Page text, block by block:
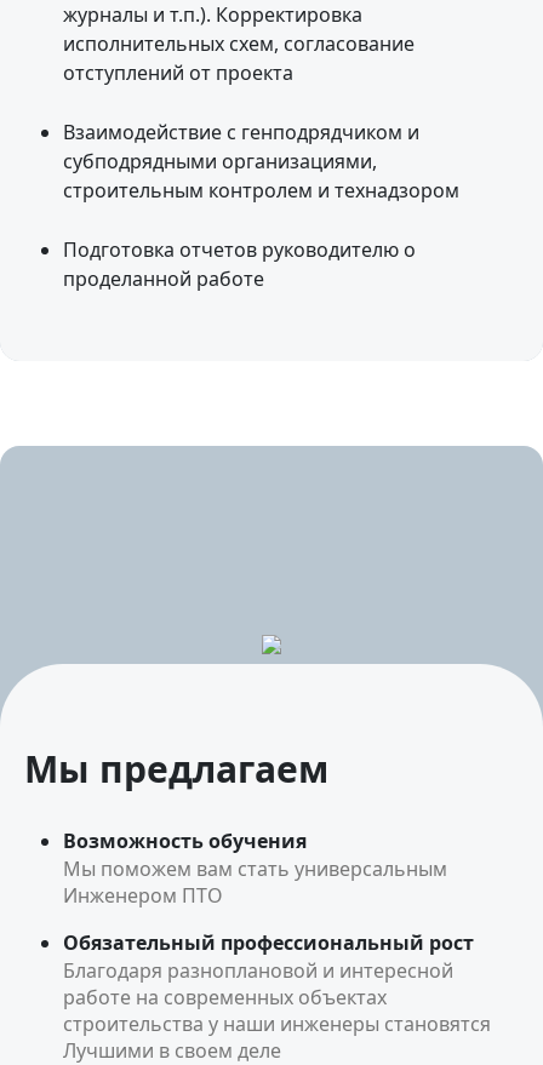
журналы и т.п.). Корректировка
исполнительных схем, согласование
отступлений от проекта
Взаимодействие с генподрядчиком и
субподрядными организациями,
строительным контролем и технадзором
Подготовка отчетов руководителю о
проделанной работе
Мы предлагаем
Возможность обучения
Мы поможем вам стать универсальным
Инженером ПТО
Обязательный профессиональный рост
Благодаря разноплановой и интересной
работе на современных объектах
строительства у наши инженеры становятся
Лучшими в своем деле